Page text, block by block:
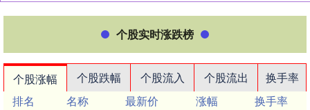
个股实时涨跌榜
个股涨幅 个股跌幅 个股流入 个股流出
换手率
排名
名称 最新价 涨幅
换手率